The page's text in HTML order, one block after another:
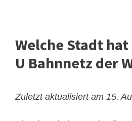
Welche Stadt
U Bahnnetz der
Zuletzt aktualisiert am 15.